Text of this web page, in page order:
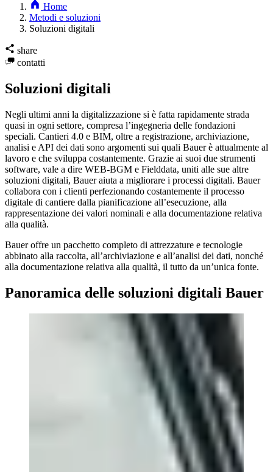
Home
Metodi e soluzioni
Soluzioni digitali
share
contatti
Soluzioni digitali
Negli ultimi anni la digitalizzazione si è fatta rapidamente strada
quasi in ogni settore, compresa l’ingegneria delle fondazioni
speciali. Cantieri 4.0 e BIM, oltre a registrazione, archiviazione,
analisi e API dei dati sono argomenti sui quali Bauer è attualmente al
lavoro e che sviluppa costantemente. Grazie ai suoi due strumenti
software, vale a dire WEB-BGM e Fielddata, uniti alle sue altre
soluzioni digitali, Bauer aiuta a migliorare i processi digitali. Bauer
collabora con i clienti perfezionando costantemente il processo
digitale di cantiere dalla pianificazione all’esecuzione, alla
rappresentazione dei valori nominali e alla documentazione relativa
alla qualità.
Bauer offre un pacchetto completo di attrezzature e tecnologie
abbinato alla raccolta, all’archiviazione e all’analisi dei dati, nonché
alla documentazione relativa alla qualità, il tutto da un’unica fonte.
Panoramica delle soluzioni digitali Bauer